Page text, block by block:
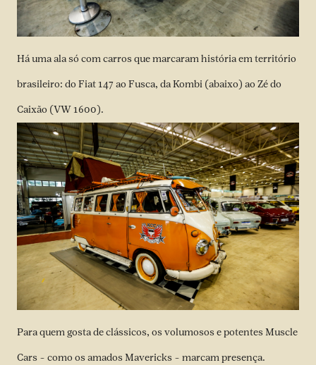
Há uma ala só com carros que marcaram história em território
brasileiro: do Fiat 147 ao Fusca, da Kombi (abaixo) ao Zé do
Caixão (VW 1600).
Para quem gosta de clássicos, os volumosos e potentes Muscle
Cars – como os amados Mavericks – marcam presença.